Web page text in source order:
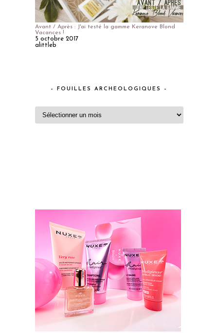
Avant / Après : J'ai testé la gamme Keranove Blond
Vacances !
5 octobre 2017
alittleb
– FOUILLES ARCHEOLOGIQUES –